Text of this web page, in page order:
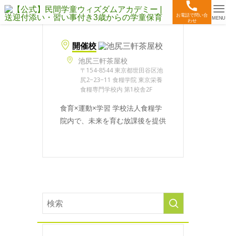
お電話で問い合
わせ
MENU
開催校
池尻三軒茶屋校
〒154-8544 東京都世田谷区池
尻2−23−11 食糧学院 東京栄養
食糧専門学校内 第1校舎2F
食育×運動×学習 学校法人食糧学
院内で、未来を育む放課後を提供